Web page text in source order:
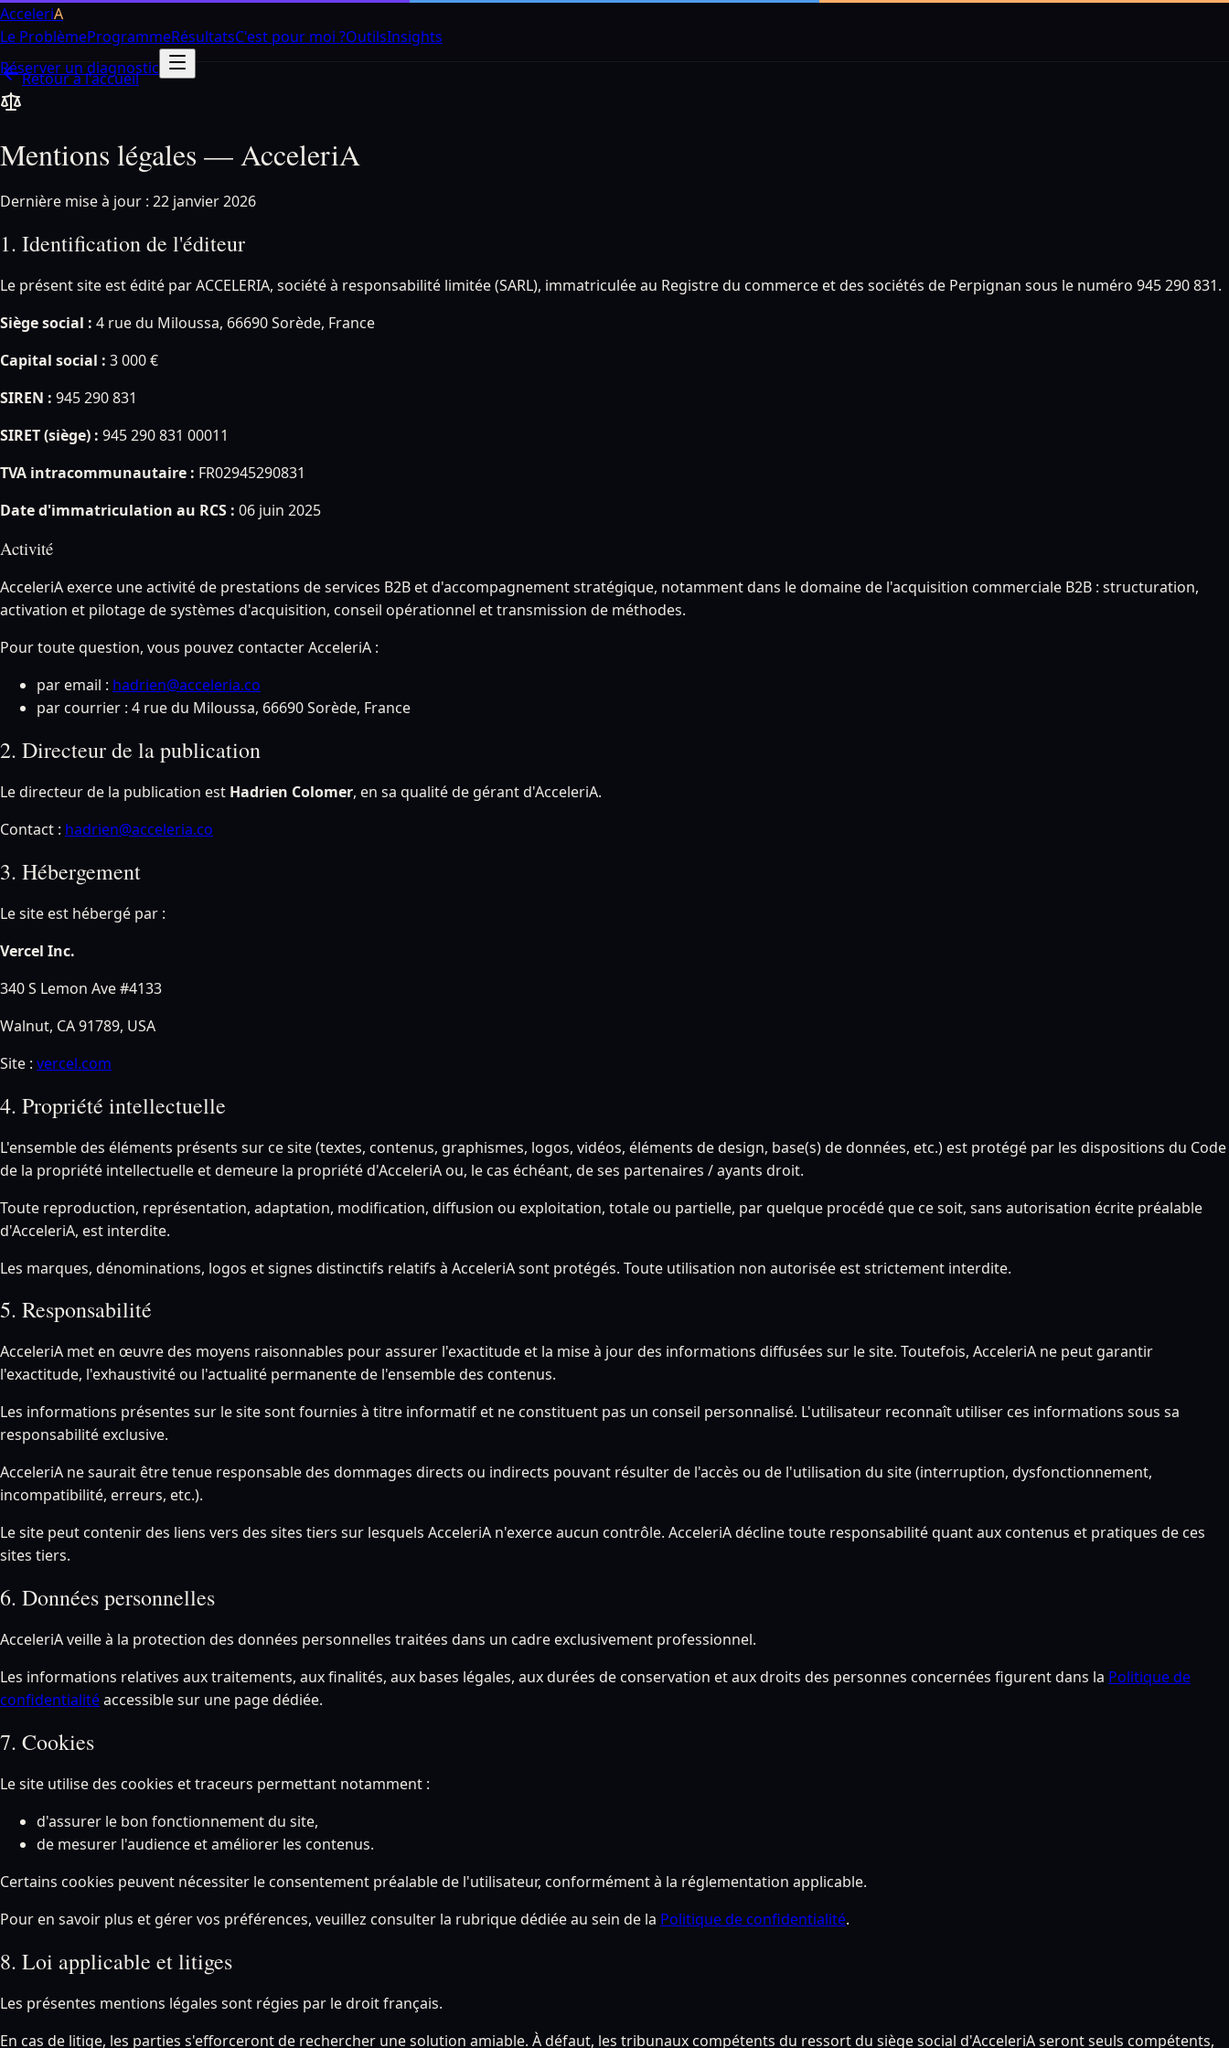
Aller au contenu principal
AcceleriA
Le ProblèmeProgrammeRésultatsC'est pour moi ?OutilsInsights
Réserver un diagnostic
Retour à l'accueil
Mentions légales — AcceleriA
Dernière mise à jour : 22 janvier 2026
1. Identification de l'éditeur
Le présent site est édité par ACCELERIA, société à responsabilité limitée (SARL), immatriculée au Registre du commerce et des sociétés de Perpignan sous le numéro 945 290 831.
Siège social : 4 rue du Miloussa, 66690 Sorède, France
Capital social : 3 000 €
SIREN : 945 290 831
SIRET (siège) : 945 290 831 00011
TVA intracommunautaire : FR02945290831
Date d'immatriculation au RCS : 06 juin 2025
Activité
AcceleriA exerce une activité de prestations de services B2B et d'accompagnement stratégique, notamment dans le domaine de l'acquisition commerciale B2B : structuration,
activation et pilotage de systèmes d'acquisition, conseil opérationnel et transmission de méthodes.
Pour toute question, vous pouvez contacter AcceleriA :
par email : hadrien@acceleria.co
par courrier : 4 rue du Miloussa, 66690 Sorède, France
2. Directeur de la publication
Le directeur de la publication est Hadrien Colomer, en sa qualité de gérant d'AcceleriA.
Contact : hadrien@acceleria.co
3. Hébergement
Le site est hébergé par :
Vercel Inc.
340 S Lemon Ave #4133
Walnut, CA 91789, USA
Site : vercel.com
4. Propriété intellectuelle
L'ensemble des éléments présents sur ce site (textes, contenus, graphismes, logos, vidéos, éléments de design, base(s) de données, etc.) est protégé par les dispositions du Code
de la propriété intellectuelle et demeure la propriété d'AcceleriA ou, le cas échéant, de ses partenaires / ayants droit.
Toute reproduction, représentation, adaptation, modification, diffusion ou exploitation, totale ou partielle, par quelque procédé que ce soit, sans autorisation écrite préalable
d'AcceleriA, est interdite.
Les marques, dénominations, logos et signes distinctifs relatifs à AcceleriA sont protégés. Toute utilisation non autorisée est strictement interdite.
5. Responsabilité
AcceleriA met en œuvre des moyens raisonnables pour assurer l'exactitude et la mise à jour des informations diffusées sur le site. Toutefois, AcceleriA ne peut garantir
l'exactitude, l'exhaustivité ou l'actualité permanente de l'ensemble des contenus.
Les informations présentes sur le site sont fournies à titre informatif et ne constituent pas un conseil personnalisé. L'utilisateur reconnaît utiliser ces informations sous sa
responsabilité exclusive.
AcceleriA ne saurait être tenue responsable des dommages directs ou indirects pouvant résulter de l'accès ou de l'utilisation du site (interruption, dysfonctionnement,
incompatibilité, erreurs, etc.).
Le site peut contenir des liens vers des sites tiers sur lesquels AcceleriA n'exerce aucun contrôle. AcceleriA décline toute responsabilité quant aux contenus et pratiques de ces
sites tiers.
6. Données personnelles
AcceleriA veille à la protection des données personnelles traitées dans un cadre exclusivement professionnel.
Les informations relatives aux traitements, aux finalités, aux bases légales, aux durées de conservation et aux droits des personnes concernées figurent dans la Politique de
confidentialitéaccessible sur une page dédiée.
7. Cookies
Le site utilise des cookies et traceurs permettant notamment :
d'assurer le bon fonctionnement du site,
de mesurer l'audience et améliorer les contenus.
Certains cookies peuvent nécessiter le consentement préalable de l'utilisateur, conformément à la réglementation applicable.
Pour en savoir plus et gérer vos préférences, veuillez consulter la rubrique dédiée au sein de la Politique de confidentialité.
8. Loi applicable et litiges
Les présentes mentions légales sont régies par le droit français.
En cas de litige, les parties s'efforceront de rechercher une solution amiable. À défaut, les tribunaux compétents du ressort du siège social d'AcceleriA seront seuls compétents,